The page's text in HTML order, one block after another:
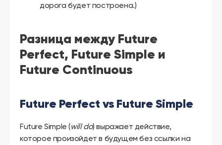
дорога будет построена.)
Разница между Future
Perfect, Future Simple и
Future Continuous
Future Perfect vs Future Simple
Future Simple (will do) выражает действие,
которое произойдет в будущем без ссылки на